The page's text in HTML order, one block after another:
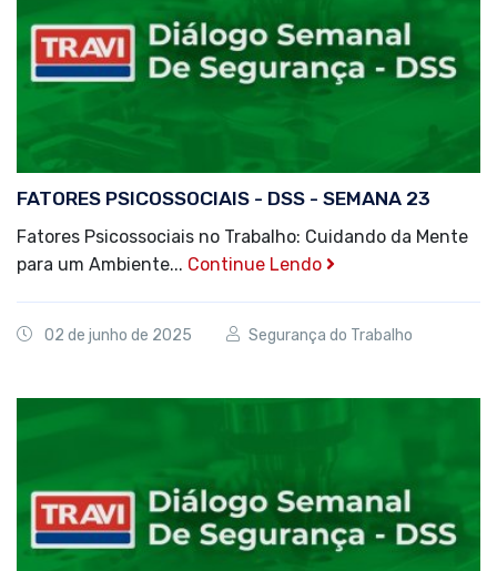
FATORES PSICOSSOCIAIS - DSS - SEMANA 23
Fatores Psicossociais no Trabalho: Cuidando da Mente
para um Ambiente... Continue Lendo
02 de junho de 2025 Segurança do Trabalho